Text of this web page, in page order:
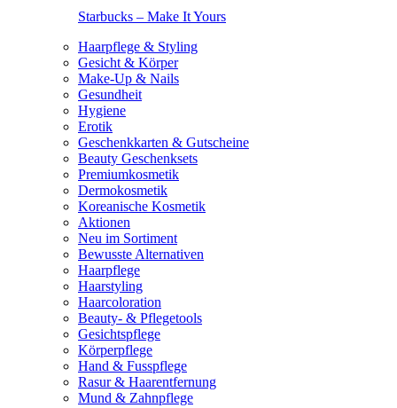
Starbucks – Make It Yours
Haarpflege & Styling
Gesicht & Körper
Make-Up & Nails
Gesundheit
Hygiene
Erotik
Geschenkkarten & Gutscheine
Beauty Geschenksets
Premiumkosmetik
Dermokosmetik
Koreanische Kosmetik
Aktionen
Neu im Sortiment
Bewusste Alternativen
Haarpflege
Haarstyling
Haarcoloration
Beauty- & Pflegetools
Gesichtspflege
Körperpflege
Hand & Fusspflege
Rasur & Haarentfernung
Mund & Zahnpflege